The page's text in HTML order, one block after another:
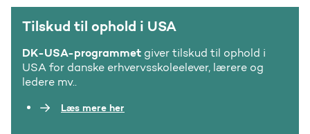
Tilskud til ophold i USA
DK-USA-programmet giver tilskud til ophold i
USA for danske erhvervsskoleelever, lærere og
ledere mv..
Læs mere her